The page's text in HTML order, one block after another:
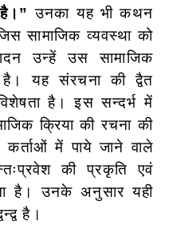
उनका यह भी कथन
सामाजिक व्यवस्था को
उन्हें उस सामाजिक
है। यह संरचना की द्वैत
है। इस सन्दर्भ में
क्रिया की रचना की
में पाये जाने वाले
की प्रकृति एवं
है। उनके अनुसार यही
है।